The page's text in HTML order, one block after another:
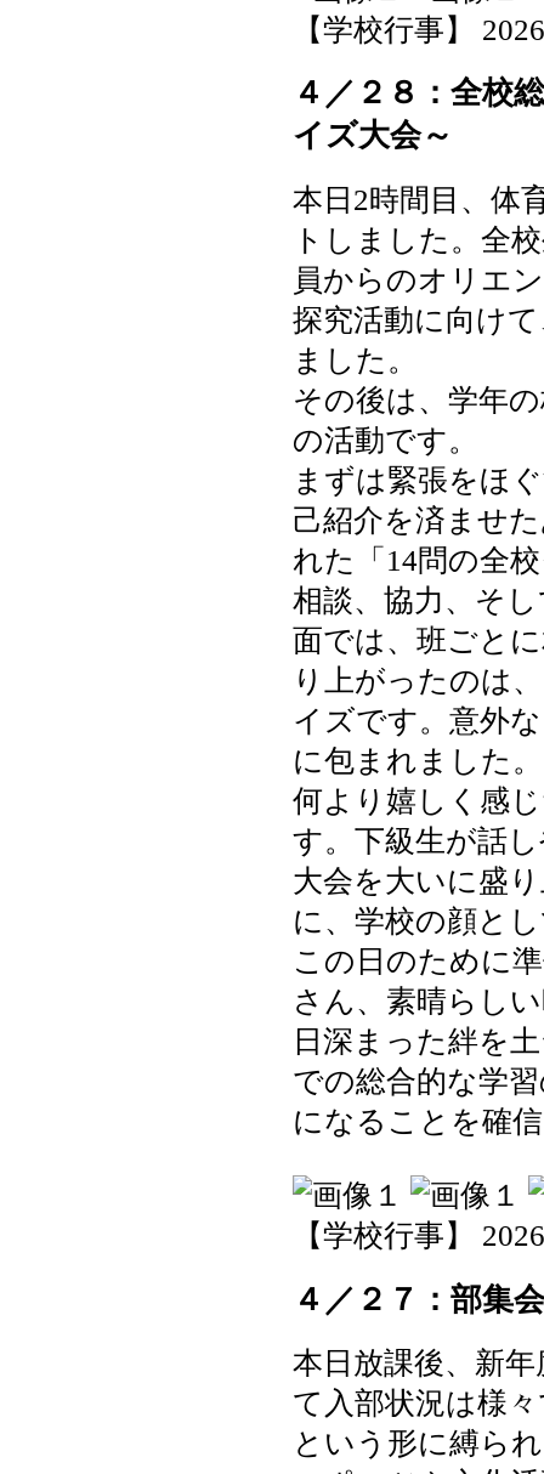
【学校行事】
４／２８：全校
イズ大会～
本日2時間目、体
トしました。全
員からのオリエ
探究活動に向け
ました。
その後は、学年
の活動です。
まずは緊張をほ
己紹介を済ませ
れた「14問の全
相談、協力、そ
面では、班ごと
り上がったのは
イズです。意外
に包まれました。
何より嬉しく感
す。下級生が話
大会を大いに盛
に、学校の顔と
この日のために
さん、素晴らし
日深まった絆を
での総合的な学
になることを確
【学校行事】
４／２７：部集
本日放課後、新
て入部状況は様
という形に縛ら